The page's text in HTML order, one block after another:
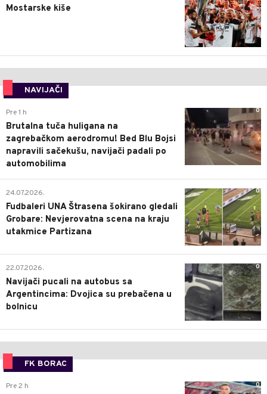
Mostarske kiše
NAVIJAČI
0
Pre 1 h
Brutalna tuča huligana na
zagrebačkom aerodromu! Bed Blu Bojsi
napravili sačekušu, navijači padali po
automobilima
0
24.07.2026.
Fudbaleri UNA Štrasena šokirano gledali
Grobare: Nevjerovatna scena na kraju
utakmice Partizana
0
22.07.2026.
Navijači pucali na autobus sa
Argentincima: Dvojica su prebačena u
bolnicu
FK BORAC
0
Pre 2 h